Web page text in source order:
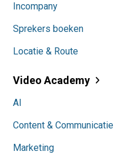
Incompany
Sprekers boeken
Locatie & Route
Video Academy
AI
Content & Communicatie
Marketing